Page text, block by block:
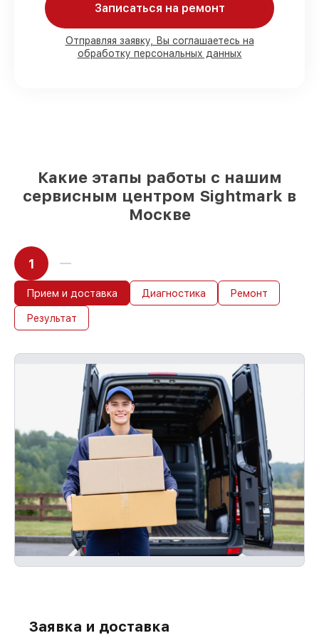
Мы гарантируем:
80%работ под контролем клиента
обслуживание началось сразу
Записаться на ремонт
Отправляя заявку, Вы соглашаетесь на
обработку персональных данных
Какие этапы работы с нашим
сервисным центром Sightmark в
Москве
1
Прием и доставка Диагностика Ремонт
Результат
Заявка и доставка